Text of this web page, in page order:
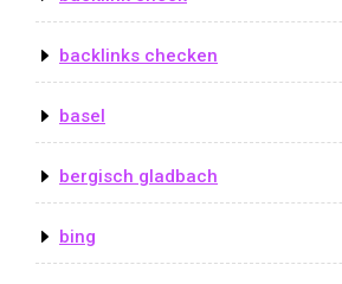
backlinks checken
basel
bergisch gladbach
bing